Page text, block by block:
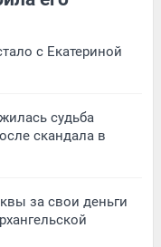
с Екатериной
судьба
скандала в
за свои деньги